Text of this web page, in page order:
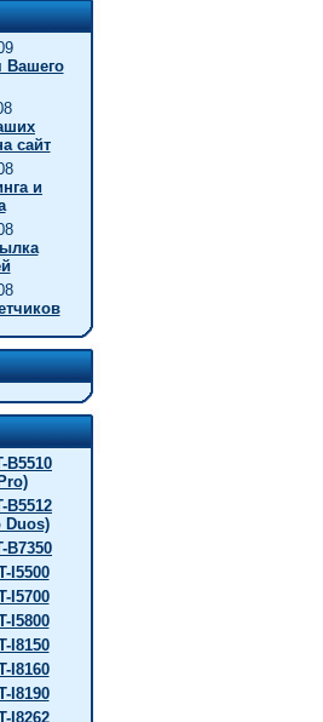
Вашего
сайт
и
B5510
B5512
Duos)
B7350
I5500
I5700
I5800
I8150
I8160
I8190
I8262